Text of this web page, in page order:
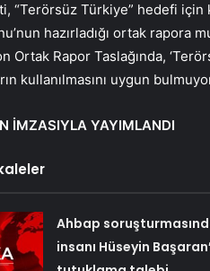
“Terörsüz Türkiye” hedefi
hazırladığı ortak rapora
Ortak Rapor Taslağında,
kullanılmasını uygun
İMZASIYLA YAYIMLANDI
Ahbap
insanı Hüseyin